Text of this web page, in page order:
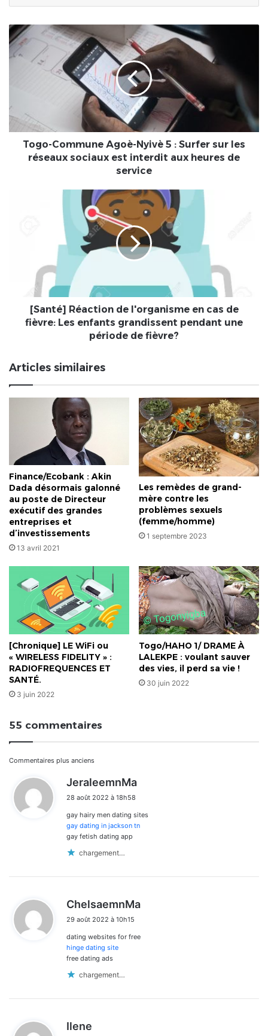
Togo-
Commune
Agoè-
Surfer
sur
réseaux
sociaux
Togo-Commune Agoè-Nyivè 5 : Surfer sur les
réseaux sociaux est interdit aux heures de
service
enfants
grandissent
de
fièvre?
[Santé] Réaction de l'organisme en cas de
fièvre: Les enfants grandissent pendant une
période de fièvre?
Articles similaires
Finance/Ecobank : Akin
Dada désormais galonné
au poste de Directeur
exécutif des grandes
entreprises et
d’investissements
13 avril 2021
Les remèdes de grand-
mère contre les
problèmes sexuels
(femme/homme)
1 septembre 2023
[Chronique] LE WiFi ou
« WIRELESS FIDELITY » :
RADIOFREQUENCES ET
SANTÉ.
3 juin 2022
Togo/HAHO 1/ DRAME À
LALEKPE : voulant sauver
des vies, il perd sa vie !
30 juin 2022
55 commentaires
Navigation
dans
les
commentaires
Commentaires plus anciens
JeraleemnMa
:
28 août 2022 à 18h58
gay hairy men dating sites
gay dating in jackson tn
gay fetish dating app
chargement…
ChelsaemnMa
29 août 2022 à 10h15
dating websites for free
hinge dating site
free dating ads
chargement…
Ilene